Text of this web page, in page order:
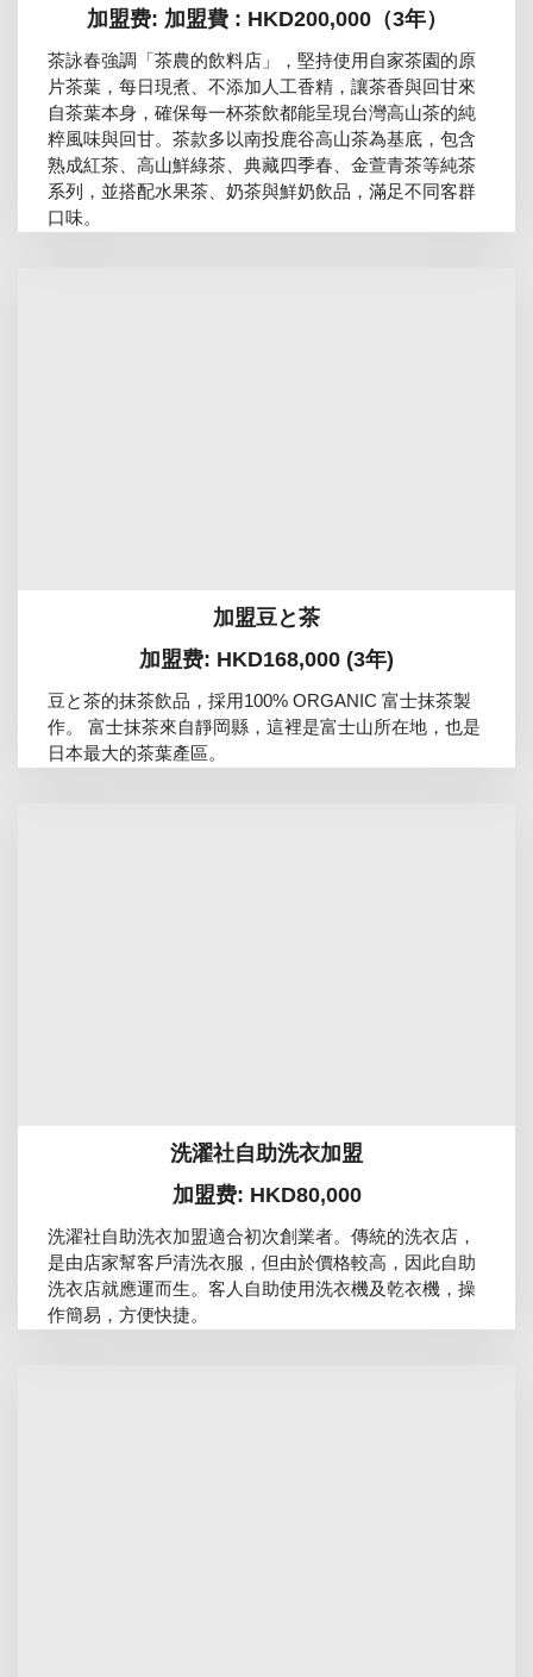
加盟费: 加盟費 : HKD200,000（3年）
茶詠春強調「茶農的飲料店」，堅持使用自家茶園的原
片茶葉，每日現煮、不添加人工香精，讓茶香與回甘來
自茶葉本身，確保每一杯茶飲都能呈現台灣高山茶的純
粹風味與回甘。茶款多以南投鹿谷高山茶為基底，包含
熟成紅茶、高山鮮綠茶、典藏四季春、金萱青茶等純茶
系列，並搭配水果茶、奶茶與鮮奶飲品，滿足不同客群
口味。
加盟豆と茶
加盟费: HKD168,000 (3年)
豆と茶的抹茶飲品，採用100% ORGANIC 富士抹茶製
作。 富士抹茶來自靜岡縣，這裡是富士山所在地，也是
日本最大的茶葉產區。
洗濯社自助洗衣加盟
加盟费: HKD80,000
洗濯社自助洗衣加盟適合初次創業者。傳統的洗衣店，
是由店家幫客戶清洗衣服，但由於價格較高，因此自助
洗衣店就應運而生。客人自助使用洗衣機及乾衣機，操
作簡易，方便快捷。